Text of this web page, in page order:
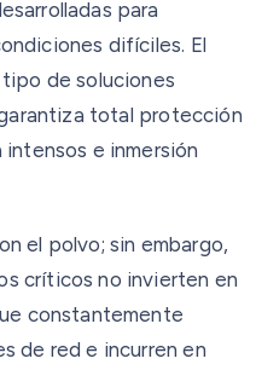
para
difíciles. El
de soluciones
total protección
e inmersión
el polvo; sin embargo,
críticos no invierten en
constantemente
de red e incurren en